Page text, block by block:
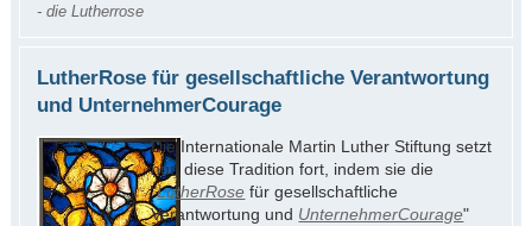
- die Lutherrose
LutherRose für gesellschaftliche Verantwortung
und UnternehmerCourage
Die Internationale Martin Luther Stiftung setzt
nun diese Tradition fort, indem sie die
"LutherRose für gesellschaftliche
Verantwortung und UnternehmerCourage"